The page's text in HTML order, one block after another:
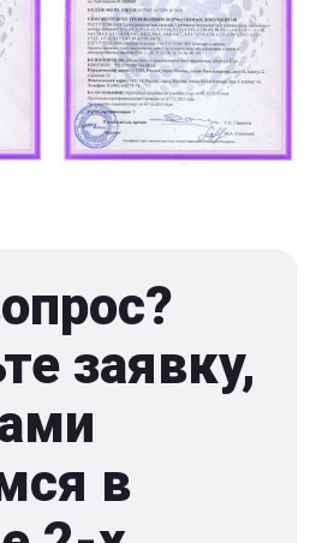
заявку,
в